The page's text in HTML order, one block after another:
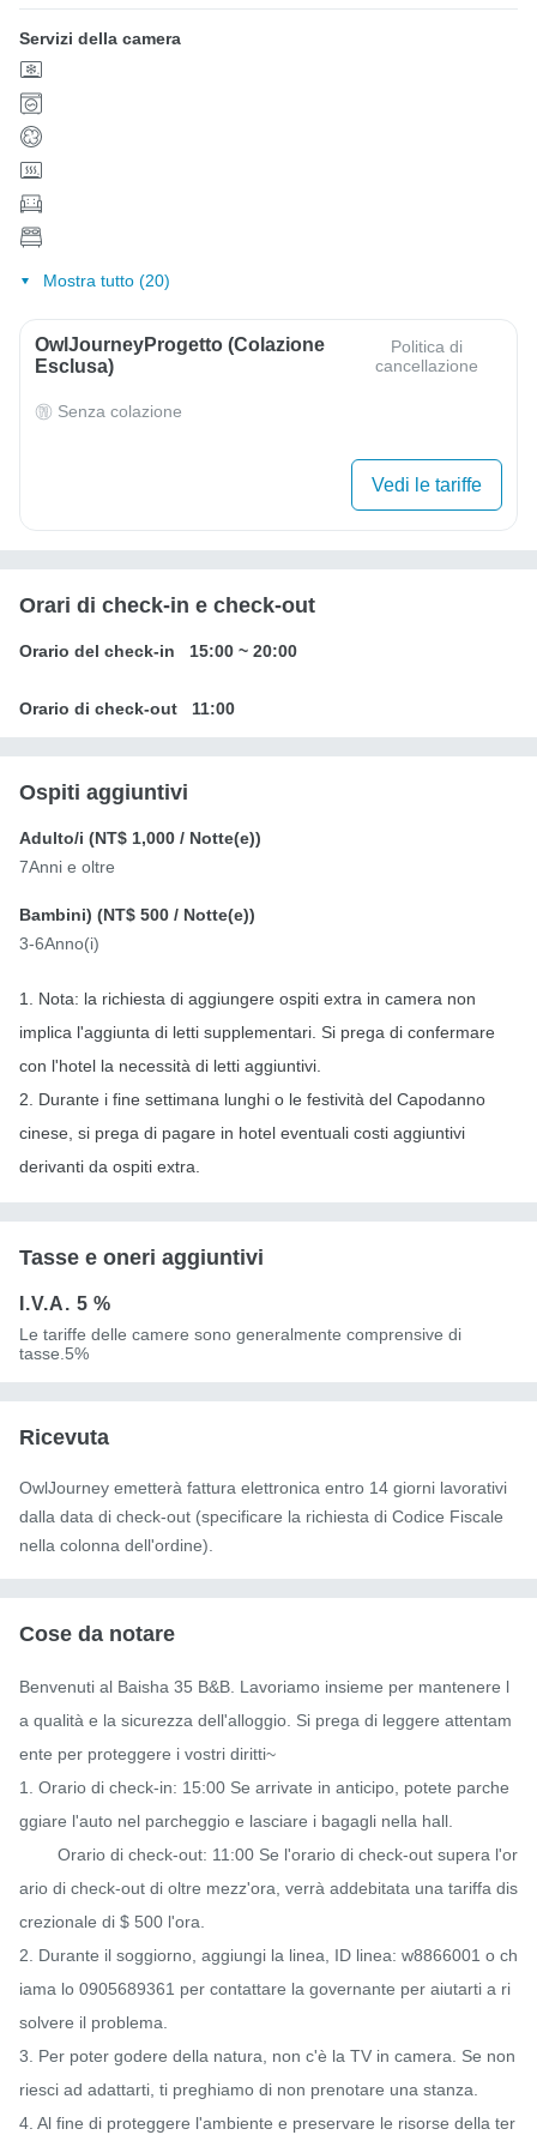
Servizi della camera
Mostra tutto (20)
OwlJourneyProgetto (colazione
Esclusa)
Politica di
cancellazione
Senza colazione
Vedi le tariffe
Orari di check-in e check-out
Orario del check-in 15:00 ~ 20:00
Orario di check-out 11:00
Ospiti aggiuntivi
Adulto/i (NT$ 1,000 / Notte(e))
7Anni e oltre
Bambini) (NT$ 500 / Notte(e))
3-6Anno(i)
1. Nota: la richiesta di aggiungere ospiti extra in camera non
implica l'aggiunta di letti supplementari. Si prega di confermare
con l'hotel la necessità di letti aggiuntivi.
2. Durante i fine settimana lunghi o le festività del Capodanno
cinese, si prega di pagare in hotel eventuali costi aggiuntivi
derivanti da ospiti extra.
Tasse e oneri aggiuntivi
I.V.A. 5 %
Le tariffe delle camere sono generalmente comprensive di
tasse.5%
Ricevuta
OwlJourney emetterà fattura elettronica entro 14 giorni lavorativi
dalla data di check-out (specificare la richiesta di Codice Fiscale
nella colonna dell'ordine).
Cose da notare
Benvenuti al Baisha 35 B&B. Lavoriamo insieme per mantenere l
a qualità e la sicurezza dell'alloggio. Si prega di leggere attentam
ente per proteggere i vostri diritti~
1. Orario di check-in: 15:00 Se arrivate in anticipo, potete parche
ggiare l'auto nel parcheggio e lasciare i bagagli nella hall.
ario di check-out di oltre mezz'ora, verrà addebitata una tariffa dis
crezionale di $ 500 l'ora.
2. Durante il soggiorno, aggiungi la linea, ID linea: w8866001 o ch
iama lo 0905689361 per contattare la governante per aiutarti a ri
solvere il problema.
3. Per poter godere della natura, non c'è la TV in camera. Se non
riesci ad adattarti, ti preghiamo di non prenotare una stanza.
4. Al fine di proteggere l'ambiente e preservare le risorse della ter